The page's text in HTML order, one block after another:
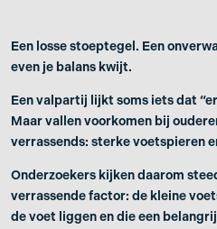
Een losse stoeptegel. Een
even je balans kwijt.
Een valpartij lijkt soms iets dat
Maar vallen voorkomen bij
verrassends: sterke voetspieren
Onderzoekers kijken daarom
verrassende factor: de kleine
de voet liggen en die een